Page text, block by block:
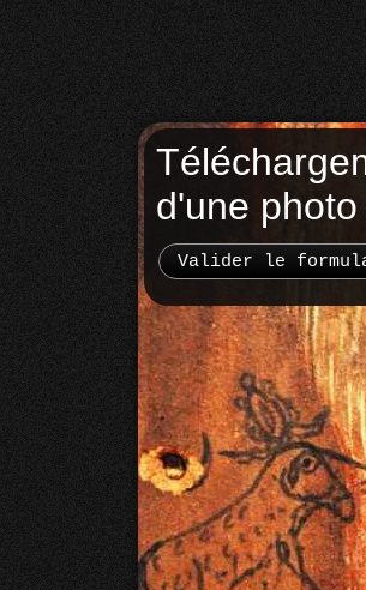
d'une photo